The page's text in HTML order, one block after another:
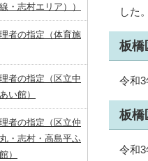
した。
板橋
令和3
板橋
令和3
・志村エリア））
者の指定（体育施
者の指定（区立中
い館）
者の指定（区立仲
・志村・高島平ふ
）